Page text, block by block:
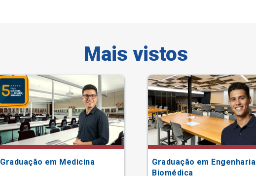
Mais vistos
Graduação em Medicina
Graduação em Engenharia
Biomédica